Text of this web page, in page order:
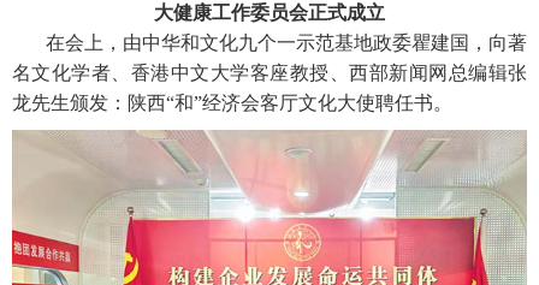
大健康工作委员会正式成立
在会上，由中华和文化九个一示范基地政委瞿建国，向著
名文化学者、香港中文大学客座教授、西部新闻网总编辑张
龙先生颁发：陕西“和”经济会客厅文化大使聘任书。